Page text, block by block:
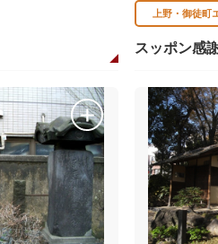
上野・御徒町
スッポン感